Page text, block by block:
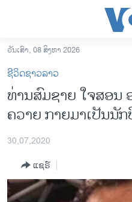
ເຂົ້າ
ຫາ
ຂ້າມ
ຂ້າມ
ຂ້າມ
ຫາ
ລາວ
ຂ່າວ​ຈີນ
ໂລກ
ເອເຊຍ
ວັນເສົາ, 08 ສິງຫາ 2026
ຊີວິດຊາວລາວ
ທ່ານສົມຊາຍ ໃຈສອນ
ຄວາຍ ກາຍມາເປັນນັ
30,07,2020
ແຊຣ໌